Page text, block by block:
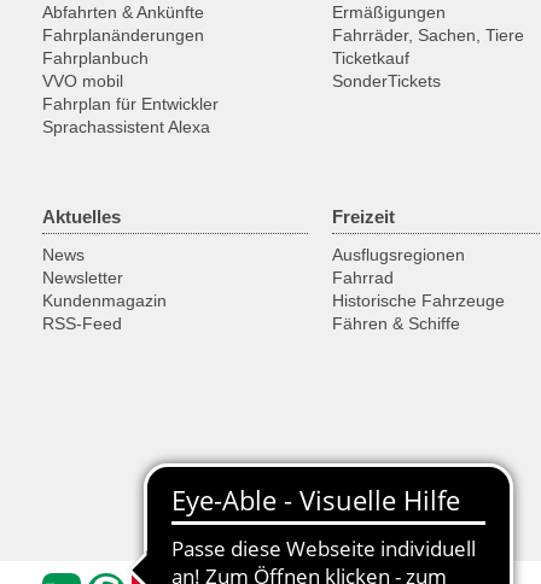
Abfahrten & Ankünfte
Fahrplanänderungen
Fahrplanbuch
VVO mobil
Fahrplan für Entwickler
Sprachassistent Alexa
Ermäßigungen
Fahrräder, Sachen, Tiere
Ticketkauf
SonderTickets
Aktuelles
News
Newsletter
Kundenmagazin
RSS-Feed
Freizeit
Ausflugsregionen
Fahrrad
Historische Fahrzeuge
Fähren & Schiffe